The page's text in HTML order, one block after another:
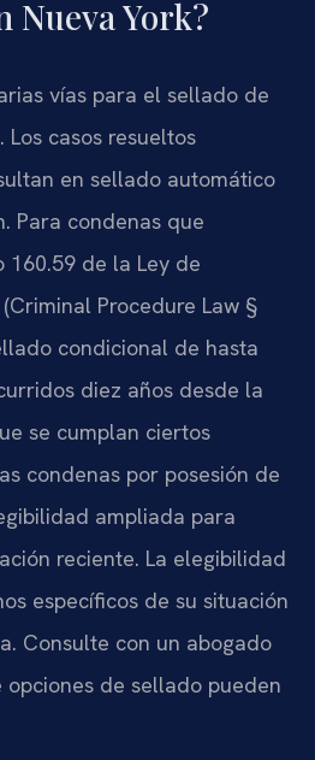
Nueva York?
vías para el sellado de
casos resueltos
en sellado automático
Para condenas que
de la Ley de
Procedure Law §
condicional de hasta
diez años desde la
se cumplan ciertos
condenas por posesión de
ampliada para
reciente. La elegibilidad
específicos de su situación
Consulte con un abogado
de sellado pueden